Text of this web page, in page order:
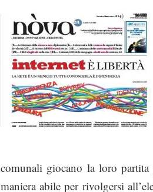
comunali giocano la loro
maniera abile per rivolgersi